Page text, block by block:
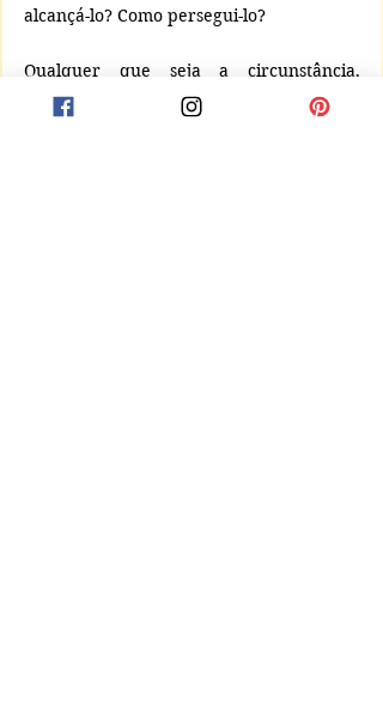
alcançá-lo? Como persegui-lo?
Qualquer que seja a circunstância,
Argumentos que ganham irrelevância.